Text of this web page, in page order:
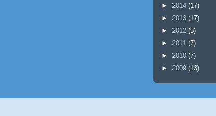
► 2014 (17)
► 2013 (17)
► 2012 (5)
► 2011 (7)
► 2010 (7)
► 2009 (13)